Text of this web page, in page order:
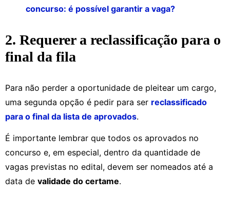
concurso: é possível garantir a vaga?
2. Requerer a reclassificação para o
final da fila
Para não perder a oportunidade de pleitear um cargo,
uma segunda opção é pedir para ser reclassificado
para o final da lista de aprovados.
É importante lembrar que todos os aprovados no
concurso e, em especial, dentro da quantidade de
vagas previstas no edital, devem ser nomeados até a
data de validade do certame.